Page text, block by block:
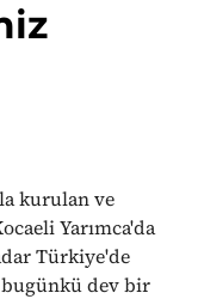
kurulan ve
Yarımca'da
Türkiye'de
bugünkü dev bir